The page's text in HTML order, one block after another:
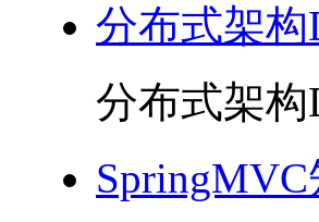
分布式架构
分布式架构